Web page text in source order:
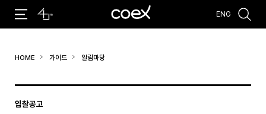
#코엑스 전시 #행사
ENG
HOME 가이드 알림마당
입찰공고